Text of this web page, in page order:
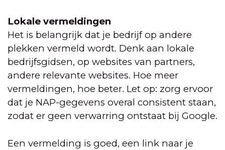
Lokale vermeldingen
Het is belangrijk dat je bedrijf op andere
plekken vermeld wordt. Denk aan lokale
bedrijfsgidsen, op websites van partners,
andere relevante websites. Hoe meer
vermeldingen, hoe beter. Let op: zorg ervoor
dat je NAP-gegevens overal consistent staan,
zodat er geen verwarring ontstaat bij Google.
Een vermelding is goed, een link naar je